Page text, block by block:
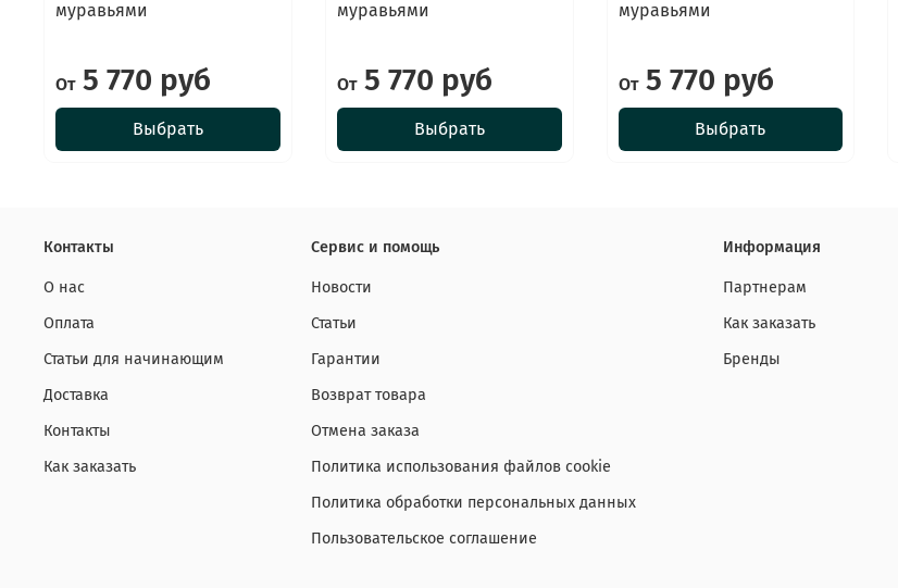
муравьями
От5 770 руб
Выбрать
муравьями
От5 770 руб
Выбрать
муравьями
От5 770 руб
Выбрать
Контакты
О нас
Оплата
Статьи для начинающим
Доставка
Контакты
Как заказать
Сервис и помощь
Новости
Статьи
Гарантии
Возврат товара
Отмена заказа
Политика использования файлов cookie
Политика обработки персональных данных
Пользовательское соглашение
Информация
Партнерам
Как заказать
Бренды